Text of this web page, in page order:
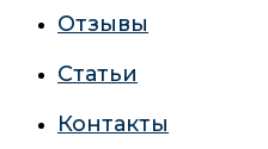
Отзывы
Статьи
Контакты